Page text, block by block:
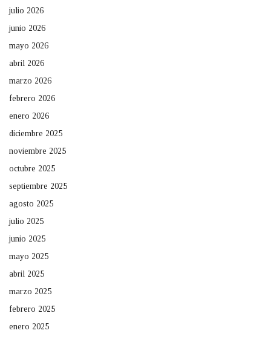
julio 2026
junio 2026
mayo 2026
abril 2026
marzo 2026
febrero 2026
enero 2026
diciembre 2025
noviembre 2025
octubre 2025
septiembre 2025
agosto 2025
julio 2025
junio 2025
mayo 2025
abril 2025
marzo 2025
febrero 2025
enero 2025